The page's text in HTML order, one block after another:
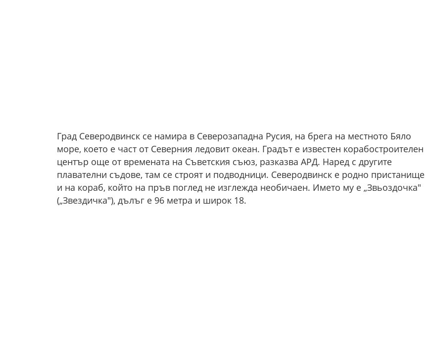
Град Северодвинск се намира в Северозападна Русия, на брега на местното Бяло
море, което е част от Северния ледовит океан. Градът е известен корабостроителен
център още от времената на Съветския съюз, разказва АРД. Наред с другите
плавателни съдове, там се строят и подводници. Северодвинск е родно пристанище
и на кораб, който на пръв поглед не изглежда необичаен. Името му е „Звьоздочка"
(„Звездичка"), дълъг е 96 метра и широк 18.